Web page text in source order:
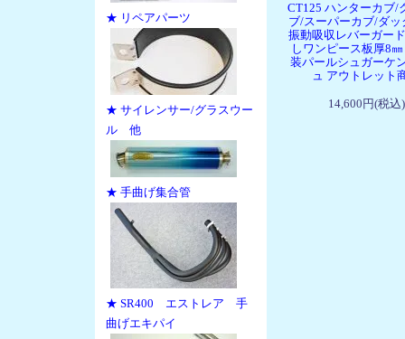
★ リペアパーツ
★ サイレンサー/グラスウー
ル 他
★ 手曲げ集合管
★ SR400 エストレア 手
曲げエキパイ
CT125 ハンターカブ/
ブ/スーパーカブ/ダッ
振動吸収レバーガー
しワンピース板厚8
装パールシュガーケ
ュ アウトレット
14,600円(税込)